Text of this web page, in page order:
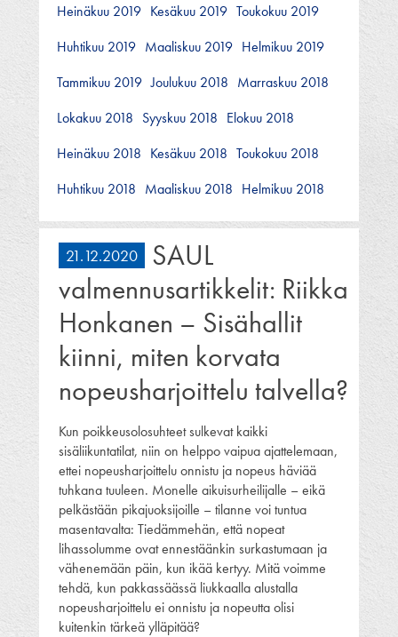
Heinäkuu 2019 Kesäkuu 2019 Toukokuu 2019
Huhtikuu 2019 Maaliskuu 2019 Helmikuu 2019
Tammikuu 2019 Joulukuu 2018 Marraskuu 2018
Lokakuu 2018 Syyskuu 2018 Elokuu 2018
Heinäkuu 2018 Kesäkuu 2018 Toukokuu 2018
Huhtikuu 2018 Maaliskuu 2018 Helmikuu 2018
21.12.2020
SAUL
valmennusartikkelit: Riikka
Honkanen – Sisähallit
kiinni, miten korvata
nopeusharjoittelu talvella?
Kun poikkeusolosuhteet sulkevat kaikki
sisäliikuntatilat, niin on helppo vaipua ajattelemaan,
ettei nopeusharjoittelu onnistu ja nopeus häviää
tuhkana tuuleen. Monelle aikuisurheilijalle – eikä
pelkästään pikajuoksijoille – tilanne voi tuntua
masentavalta: Tiedämmehän, että nopeat
lihassolumme ovat ennestäänkin surkastumaan ja
vähenemään päin, kun ikää kertyy. Mitä voimme
tehdä, kun pakkassäässä liukkaalla alustalla
nopeusharjoittelu ei onnistu ja nopeutta olisi
kuitenkin tärkeä ylläpitää?